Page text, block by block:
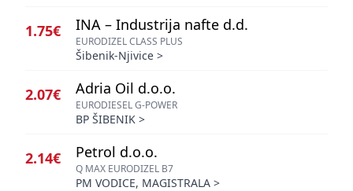
1.75€ INA – Industrija nafte d.d.
EURODIZEL CLASS PLUS
Šibenik-Njivice >
2.07€ Adria Oil d.o.o.
EURODIESEL G-POWER
BP ŠIBENIK >
2.14€ Petrol d.o.o.
Q MAX EURODIZEL B7
PM VODICE, MAGISTRALA >